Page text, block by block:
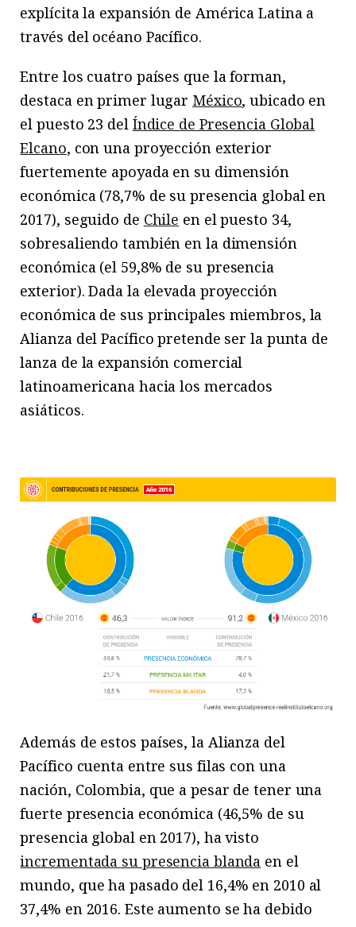
explícita la expansión de América Latina a
través del océano Pacífico.
Entre los cuatro países que la forman,
destaca en primer lugar México, ubicado en
el puesto 23 del Índice de Presencia Global
Elcano, con una proyección exterior
fuertemente apoyada en su dimensión
económica (78,7% de su presencia global en
2017), seguido de Chile en el puesto 34,
sobresaliendo también en la dimensión
económica (el 59,8% de su presencia
exterior). Dada la elevada proyección
económica de sus principales miembros, la
Alianza del Pacífico pretende ser la punta de
lanza de la expansión comercial
latinoamericana hacia los mercados
asiáticos.
Además de estos países, la Alianza del
Pacífico cuenta entre sus filas con una
nación, Colombia, que a pesar de tener una
fuerte presencia económica (46,5% de su
presencia global en 2017), ha visto
incrementada su presencia blanda en el
mundo, que ha pasado del 16,4% en 2010 al
37,4% en 2016. Este aumento se ha debido